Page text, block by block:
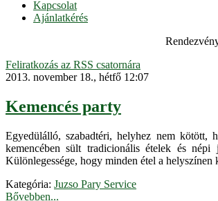
Kapcsolat
Ajánlatkérés
Feliratkozás az RSS csatornára
2013. november 18., hétfő 12:07
Kemencés party
Egyedülálló, szabadtéri, helyhez nem kötött,
kemencében sült tradicionális ételek és
Különlegessége, hogy minden étel a helyszínen
Kategória: Juzso Pary Service
Bővebben...